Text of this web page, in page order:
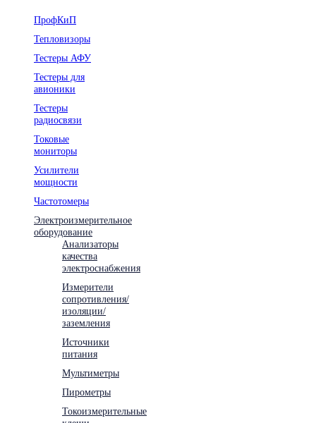
ПрофКиП
Тепловизоры
Тестеры АФУ
Тестеры для
авионики
Тестеры
радиосвязи
Токовые
мониторы
Усилители
мощности
Частотомеры
Электроизмерительное
оборудование
Анализаторы
качества
электроснабжения
Измерители
сопротивления/
изоляции/
заземления
Источники
питания
Мультиметры
Пирометры
Токоизмерительные